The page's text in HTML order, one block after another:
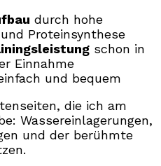
durch hohe
Proteinsynthese
schon in
Einnahme
und bequem
die ich am
Wassereinlagerungen,
und der berühmte